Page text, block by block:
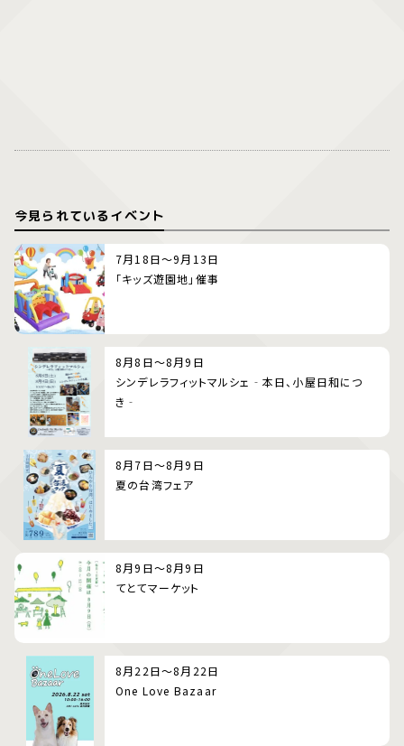
今見られているイベント
7月18日～9月13日
「キッズ遊園地」催事
8月8日～8月9日
シンデレラフィットマルシェ‐本日、小屋日和につ
き‐
8月7日～8月9日
夏の台湾フェア
8月9日～8月9日
てとてマーケット
8月22日～8月22日
One Love Bazaar